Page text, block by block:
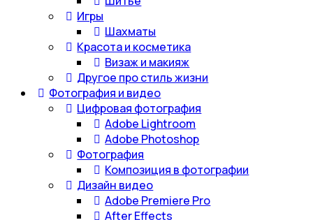
Игры
Шахматы
Красота и косметика
Визаж и макияж
Другое про стиль жизни
Фотография и видео
Цифровая фотография
Adobe Lightroom
Adobe Photoshop
Фотография
Композиция в фотографии
Дизайн видео
Adobe Premiere Pro
After Effects